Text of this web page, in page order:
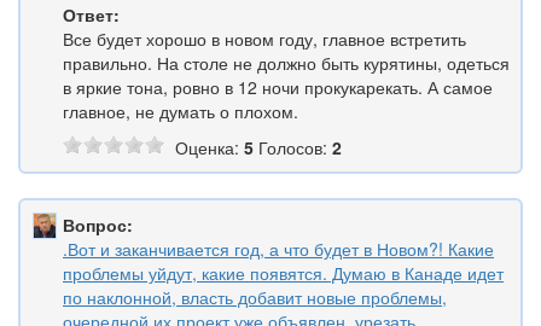
Ответ:
Все будет хорошо в новом году, главное встретить
правильно. На столе не должно быть курятины, одеться
в яркие тона, ровно в 12 ночи прокукарекать. А самое
главное, не думать о плохом.
Оценка: 5 Голосов: 2
Вопрос:
.Вот и заканчивается год, а что будет в Новом?! Какие
проблемы уйдут, какие появятся. Думаю в Канаде идет
по наклонной, власть добавит новые проблемы,
очередной их проект уже объявлен, урезать